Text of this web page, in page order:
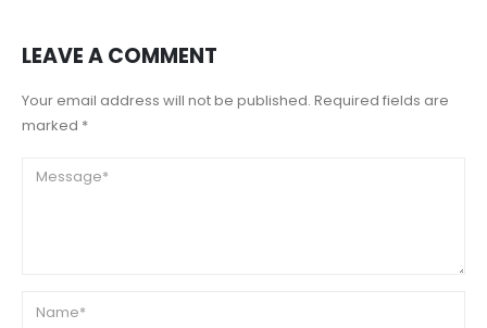
LEAVE A COMMENT
Your email address will not be published. Required fields are
marked *